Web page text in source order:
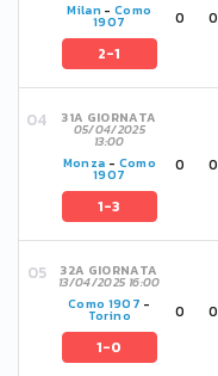
Milan -Como
1907
2-1
0 0
31A GIORNATA
05/04/2025
13:00
Monza - Como
1907
1-3
0 0
32A GIORNATA
13/04/2025 16:00
Como 1907 -
Torino
1-0
0 0